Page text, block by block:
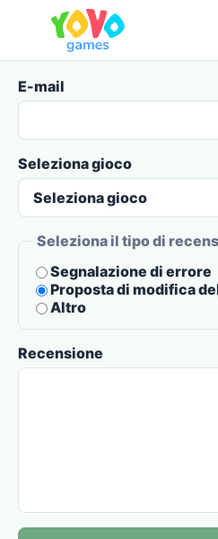
E-mail
Seleziona gioco
Seleziona il tipo di
Segnalazione di errore
Proposta di modifica
Altro
Recensione